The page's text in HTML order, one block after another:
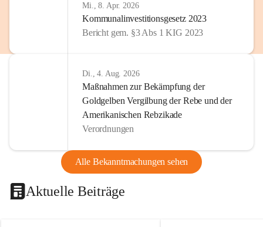
Mi., 8. Apr. 2026
Kommunalinvestitionsgesetz 2023
Bericht gem. §3 Abs 1 KIG 2023
Di., 4. Aug. 2026
Maßnahmen zur Bekämpfung der
Goldgelben Vergilbung der Rebe und der
Amerikanischen Rebzikade
Verordnungen
Alle Bekanntmachungen sehen
Aktuelle Beiträge